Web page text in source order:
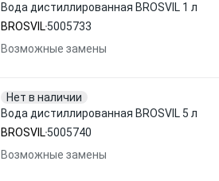
Вода дистиллированная BROSVIL 1 л
BROSVIL5005733
Возможные замены
Нет в наличии
Вода дистиллированная BROSVIL 5 л
BROSVIL5005740
Возможные замены